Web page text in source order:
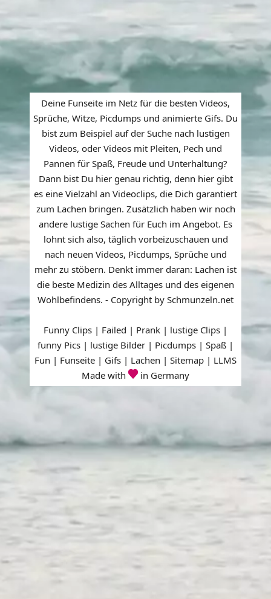
Deine Funseite im Netz für die besten Videos,
Sprüche, Witze, Picdumps und animierte Gifs. Du
bist zum Beispiel auf der Suche nach lustigen
Videos, oder Videos mit Pleiten, Pech und
Pannen für Spaß, Freude und Unterhaltung?
Dann bist Du hier genau richtig, denn hier gibt
es eine Vielzahl an Videoclips, die Dich garantiert
zum Lachen bringen. Zusätzlich haben wir noch
andere lustige Sachen für Euch im Angebot. Es
lohnt sich also, täglich vorbeizuschauen und
nach neuen Videos, Picdumps, Sprüche und
mehr zu stöbern. Denkt immer daran: Lachen ist
die beste Medizin des Alltages und des eigenen
Wohlbefindens. - Copyright by Schmunzeln.net
Funny Clips | Failed | Prank | lustige Clips |
funny Pics | lustige Bilder | Picdumps | Spaß |
Fun | Funseite | Gifs | Lachen | Sitemap | LLMS
Made with
in Germany